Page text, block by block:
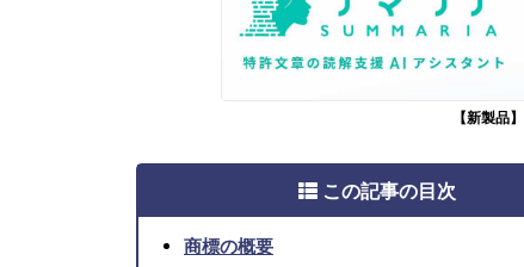
【新製品
この記事の目次
商標の概要